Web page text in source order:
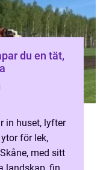
in huset, lyfter
för lek,
med sitt